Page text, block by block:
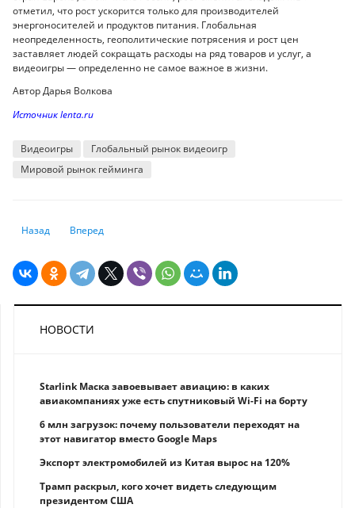
отметил, что рост ускорится только для производителей
энергоносителей и продуктов питания. Глобальная
неопределенность, геополитические потрясения и рост цен
заставляет людей сокращать расходы на ряд товаров и услуг, а
видеоигры — определенно не самое важное в жизни.
Автор Дарья Волкова
Источник lenta.ru
Видеоигры
Глобальный рынок видеоигр
Мировой рынок гейминга
Предыдущий: В Кабинете юрлица на сайте ЕНПФ появились новые
Назад Следующий: Компании из ЕАЭС увеличили продажи на
Вперед
НОВОСТИ
Starlink Маска завоевывает авиацию: в каких
авиакомпаниях уже есть спутниковый Wi-Fi на борту
6 млн загрузок: почему пользователи переходят на
этот навигатор вместо Google Maps
Экспорт электромобилей из Китая вырос на 120%
Трамп раскрыл, кого хочет видеть следующим
президентом США